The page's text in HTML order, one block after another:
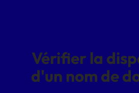
Vérifier la
d'un nom de